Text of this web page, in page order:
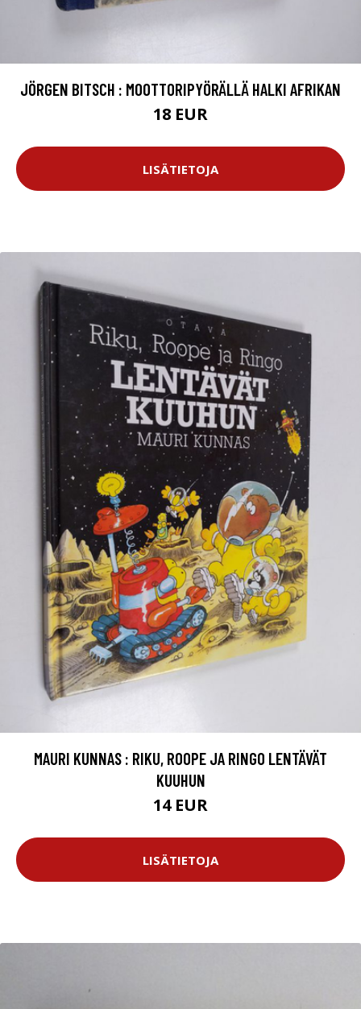
JÖRGEN BITSCH : MOOTTORIPYÖRÄLLÄ HALKI AFRIKAN
18 EUR
LISÄTIETOJA
MAURI KUNNAS : RIKU, ROOPE JA RINGO LENTÄVÄT
KUUHUN
14 EUR
LISÄTIETOJA